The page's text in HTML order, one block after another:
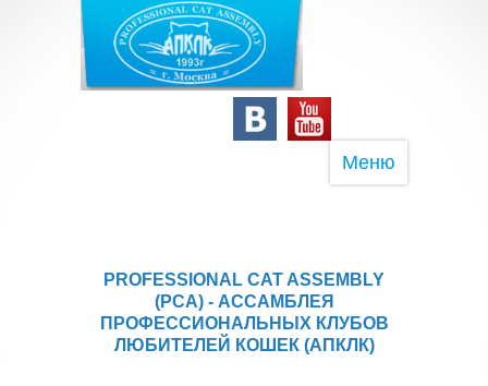
Меню
PROFESSIONAL CAT ASSEMBLY
(PCA) - АССАМБЛЕЯ
ПРОФЕССИОНАЛЬНЫХ КЛУБОВ
ЛЮБИТЕЛЕЙ КОШЕК (АПКЛК)